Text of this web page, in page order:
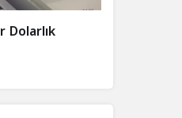
Dolarlık